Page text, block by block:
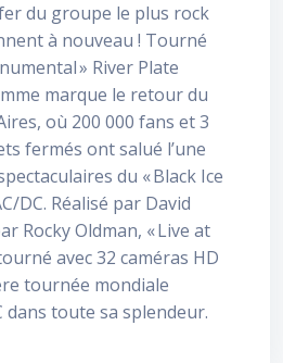
du groupe le plus rock
à nouveau ! Tourné
» River Plate
marque le retour du
où 200 000 fans et 3
fermés ont salué l’une
du « Black Ice
DC. Réalisé par David
Rocky Oldman, « Live at
avec 32 caméras HD
tournée mondiale
dans toute sa splendeur.